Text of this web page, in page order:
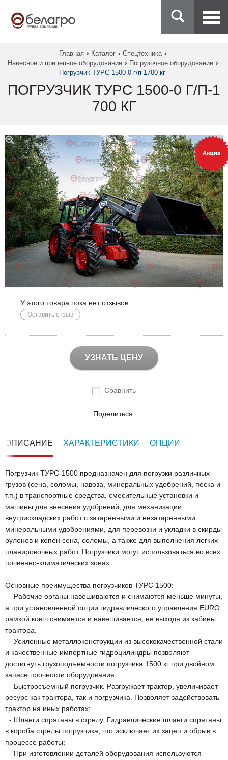
Главная Каталог
Спецтехника
Навесное и прицепное оборудование
Погрузочное оборудование
Погрузчик ТУРС 1500-0 г/п-1700 кг
ПОГРУЗЧИК ТУРС 1500-0 Г/П-1
700 КГ
У этого товара пока нет отзывов
Оставить отзыв
УЗНАТЬ ЦЕНУ
Сравнить
Поделиться:
ОПИСАНИЕ ХАРАКТЕРИСТИКИ ОПЦИИ
Погрузчик ТУРС-1500 предназначен для погрузки различных
грузов (сена, соломы, навоза, минеральных удобрений, песка и
т.п.) в транспортные средства, смесительные установки и
машины для внесения удобрений, для механизации
внутрискладских работ с затаренными и незатаренными
минеральными удобрениями, для перевозки и укладки в скирды
рулонов и копен сена, соломы, а также для выполнения легких
планировочных работ. Погрузчики могут использоваться во всех
почвенно-климатических зонах.
Основные преимущества погрузчиков ТУРС 1500:
- Рабочие органы навешиваются и снимаются меньше минуты,
а при установленной опции гидравлического управления EURO
рамкой ковш снимается и навешивается, не выходя из кабины
трактора.
- Усиленные металлоконструкции из высококачественной стали
и качественные импортные гидроцилиндры позволяют
достигнуть грузоподъемности погрузчика 1500 кг при двойном
запасе прочности оборудования;
- Быстросъемный погрузчик. Разгружает трактор, увеличивает
ресурс как трактора, так и погрузчика. Позволяет задействовать
трактор на иных работах;
- Шланги спрятаны в стрелу. Гидравлические шланги спрятаны
в короба стрелы погрузчика, что исключает их зацеп и обрыв в
процессе работы;
- При изготовлении деталей оборудования используются